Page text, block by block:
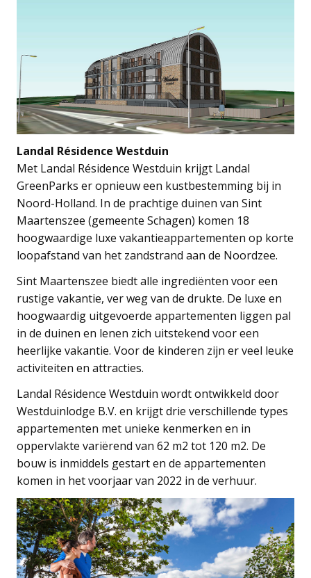
Landal Résidence Westduin
Met Landal Résidence Westduin krijgt Landal
GreenParks er opnieuw een kustbestemming bij in
Noord-Holland. In de prachtige duinen van Sint
Maartenszee (gemeente Schagen) komen 18
hoogwaardige luxe vakantieappartementen op korte
loopafstand van het zandstrand aan de Noordzee.
Sint Maartenszee biedt alle ingrediënten voor een
rustige vakantie, ver weg van de drukte. De luxe en
hoogwaardig uitgevoerde appartementen liggen pal
in de duinen en lenen zich uitstekend voor een
heerlijke vakantie. Voor de kinderen zijn er veel leuke
activiteiten en attracties.
Landal Résidence Westduin wordt ontwikkeld door
Westduinlodge B.V. en krijgt drie verschillende types
appartementen met unieke kenmerken en in
oppervlakte variërend van 62 m2 tot 120 m2. De
bouw is inmiddels gestart en de appartementen
komen in het voorjaar van 2022 in de verhuur.